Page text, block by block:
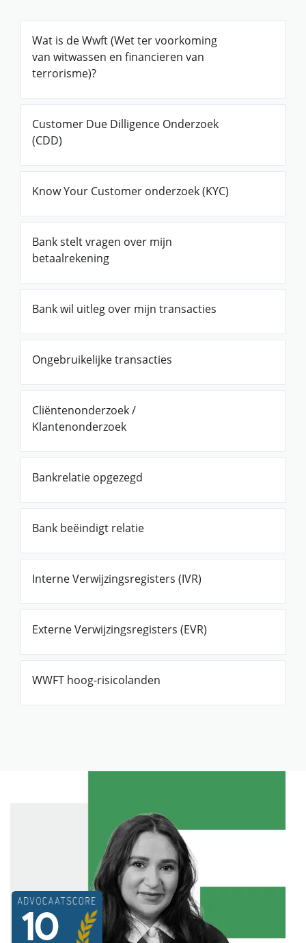
Wat is de Wwft (Wet ter voorkoming
van witwassen en financieren van
terrorisme)?
Customer Due Dilligence Onderzoek
(CDD)
Know Your Customer onderzoek (KYC)
Bank stelt vragen over mijn
betaalrekening
Bank wil uitleg over mijn transacties
Ongebruikelijke transacties
Cliëntenonderzoek /
Klantenonderzoek
Bankrelatie opgezegd
Bank beëindigt relatie
Interne Verwijzingsregisters (IVR)
Externe Verwijzingsregisters (EVR)
WWFT hoog-risicolanden